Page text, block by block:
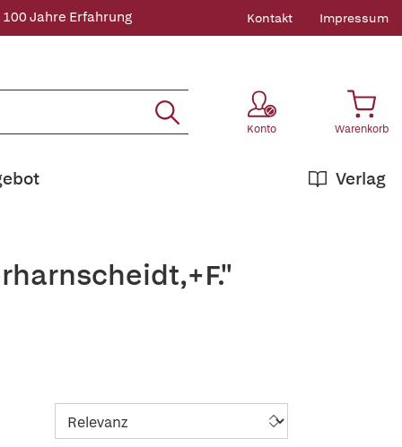
100 Jahre Erfahrung Kontakt Impressum
Konto Warenkorb
Verlag